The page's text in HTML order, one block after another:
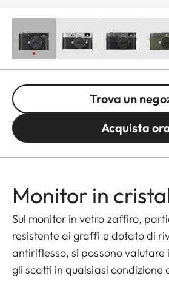
Trova un
Acquista
Monitor in
Sul monitor in vetro zaffiro,
resistente ai graffi e dotato di
antiriflesso, si possono valutare
gli scatti in qualsiasi condizione